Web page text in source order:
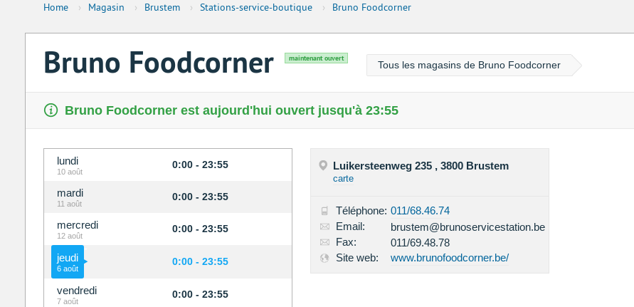
Home › Magasin › Brustem › Stations-service-boutique › Bruno Foodcorner
Bruno Foodcorner maintenant ouvert
Tous les magasins de Bruno Foodcorner
Bruno Foodcorner est aujourd'hui ouvert jusqu'à 23:55
lundi
10 août
0:00 - 23:55
mardi
11 août
0:00 - 23:55
mercredi
12 août
0:00 - 23:55
jeudi
6 août
0:00 - 23:55
vendredi
7 août
0:00 - 23:55
Luikersteenweg 235 , 3800 Brustem
carte
Téléphone: 011/68.46.74
Email:
brustem@brunoservicestation.be
Fax:
011/69.48.78
Site web:
www.brunofoodcorner.be/